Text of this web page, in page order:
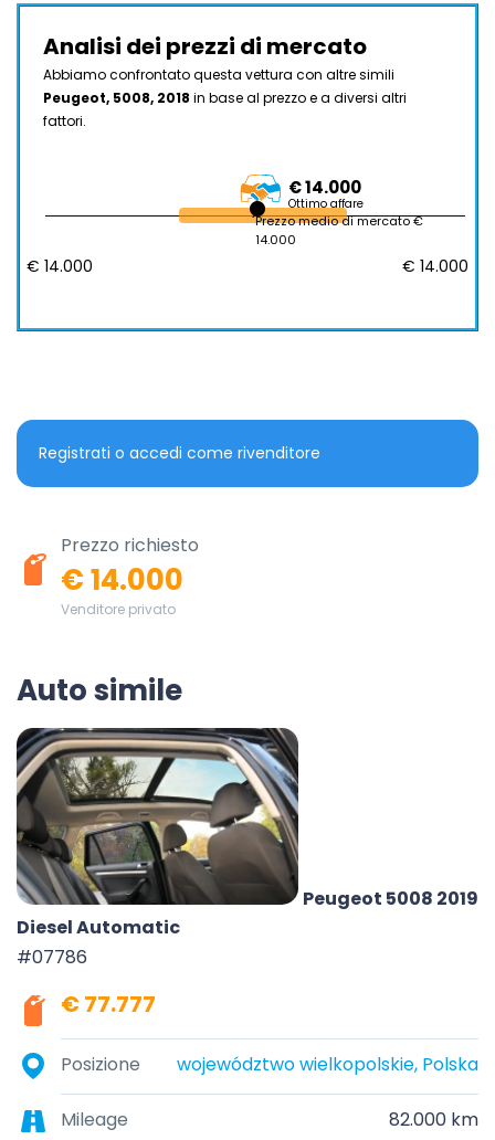
Analisi dei prezzi di mercato
Abbiamo confrontato questa vettura con altre simili
Peugeot, 5008, 2018 in base al prezzo e a diversi altri
fattori.
€ 14.000
Ottimo affare
Prezzo medio di mercato €
14.000
€ 14.000 € 14.000
Registrati o accedi come rivenditore
Prezzo richiesto
€ 14.000
Venditore privato
Auto simile
Peugeot 5008 2019
Diesel Automatic
#07786
€ 77.777
Posizione województwo wielkopolskie, Polska
Mileage 82.000 km